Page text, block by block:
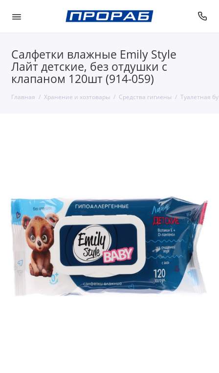
Салфетки влажные Emily Style
Лайт детские, без отдушки с
клапаном 120шт (914-059)
Главная Хранение и хозтовары Средства гигиены Туалетная